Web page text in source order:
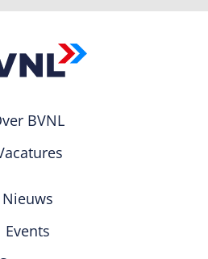
BVNL
Nieuws
Events